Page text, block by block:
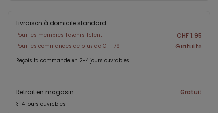
Livraison à domicile standard
Pour les membres Tezenis Talent CHF 1.95
Pour les commandes de plus de CHF 79 Gratuite
Reçois ta commande en 2-4 jours ouvrables
Retrait en magasin Gratuit
3-4 jours ouvrables